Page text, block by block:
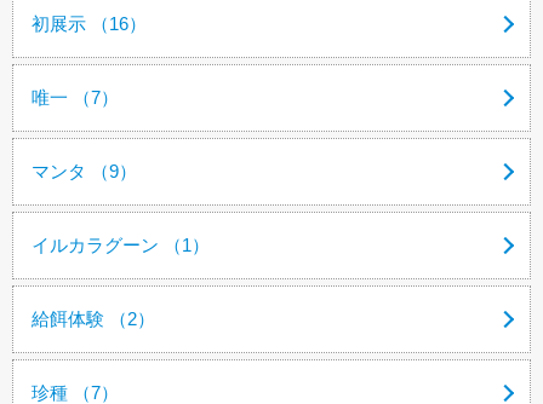
初展示 （16）
唯一 （7）
マンタ （9）
イルカラグーン （1）
給餌体験 （2）
珍種 （7）